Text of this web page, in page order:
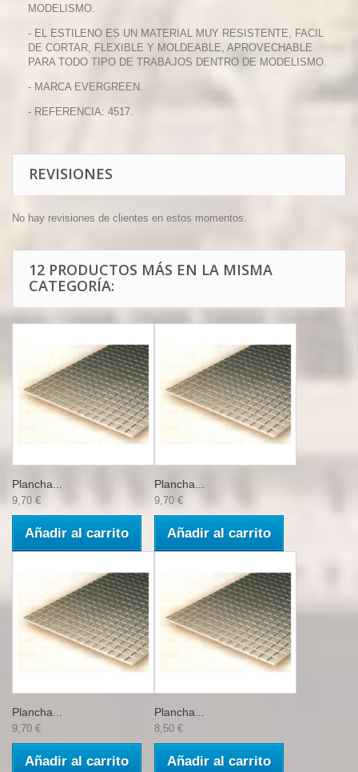
MODELISMO.
- EL ESTILENO ES UN MATERIAL MUY RESISTENTE, FACIL
DE CORTAR, FLEXIBLE Y MOLDEABLE, APROVECHABLE
PARA TODO TIPO DE TRABAJOS DENTRO DE MODELISMO.
- MARCA EVERGREEN.
- REFERENCIA: 4517.
REVISIONES
No hay revisiones de clientes en estos momentos.
12 PRODUCTOS MÁS EN LA MISMA
CATEGORÍA:
Plancha...
9,70 €
Añadir al carrito
Plancha...
9,70 €
Añadir al carrito
Plancha...
9,70 €
Añadir al carrito
Plancha...
8,50 €
Añadir al carrito